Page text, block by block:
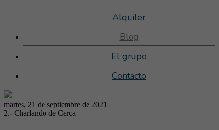
Alquiler
Blog
El grupo
Contacto
martes, 21 de septiembre de 2021
2.- Charlando de Cerca